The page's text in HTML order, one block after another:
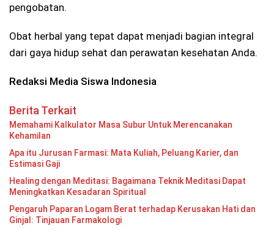
pengobatan.
Obat herbal yang tepat dapat menjadi bagian integral
dari gaya hidup sehat dan perawatan kesehatan Anda.
Redaksi Media Siswa Indonesia
Berita Terkait
Memahami Kalkulator Masa Subur Untuk Merencanakan
Kehamilan
Apa itu Jurusan Farmasi: Mata Kuliah, Peluang Karier, dan
Estimasi Gaji
Healing dengan Meditasi: Bagaimana Teknik Meditasi Dapat
Meningkatkan Kesadaran Spiritual
Pengaruh Paparan Logam Berat terhadap Kerusakan Hati dan
Ginjal: Tinjauan Farmakologi